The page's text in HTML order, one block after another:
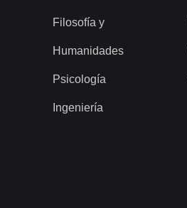
Filosofía y
Humanidades
Psicología
Ingeniería